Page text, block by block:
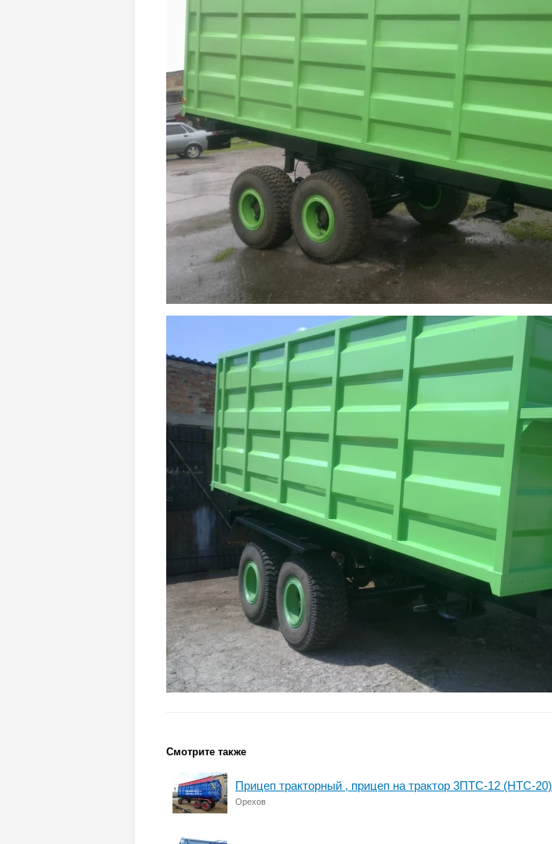
Смотрите также
Прицеп тракторный , прицеп на трактор 3ПТС-12 (НТС-20)
Орехов